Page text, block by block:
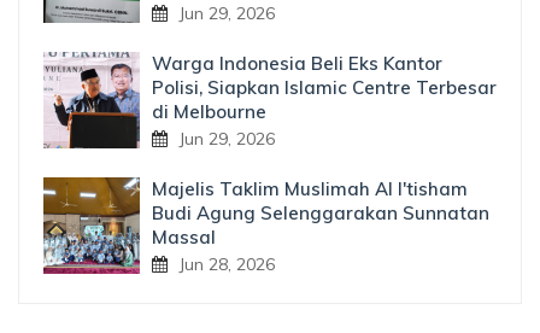
Jun 29, 2026
Warga Indonesia Beli Eks Kantor
Polisi, Siapkan Islamic Centre Terbesar
di Melbourne
Jun 29, 2026
Majelis Taklim Muslimah Al I'tisham
Budi Agung Selenggarakan Sunnatan
Massal
Jun 28, 2026